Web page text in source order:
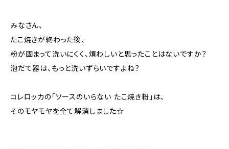
みなさん、
たこ焼きが終わった後、
粉が固まって洗いにくく、煩わしいと思ったことはないですか？
泡だて器は、もっと洗いずらいですよね？
コレロッカの「ソースのいらない たこ焼き粉」は、
そのモヤモヤを全て解消しました☆